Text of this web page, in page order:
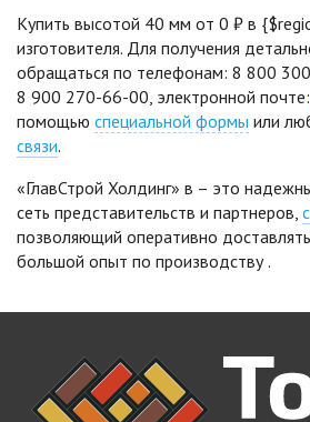
Купить высотой 40 мм от 0 ₽ в
изготовителя. Для получения
обращаться по телефонам: 8 800
8 900 270-66-00, электронной почте:
помощью специальной формы или
связи.
«ГлавСтрой Холдинг» в – это
сеть представительств и партнеров,
позволяющий оперативно
большой опыт по производству.